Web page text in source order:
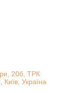
20б, ТРК
Україна